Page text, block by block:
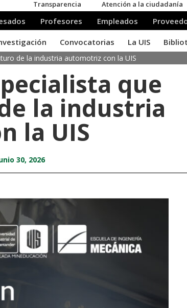
de la industria automotriz con la UIS
que
la industria
la UIS
30, 2026